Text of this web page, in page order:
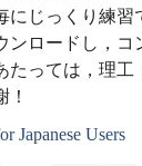
にじっくり練
ンロードし，コ
たっては，理工
！
Japanese Users